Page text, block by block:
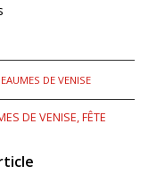
DE VENISE
DE VENISE,FÊTE